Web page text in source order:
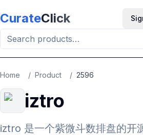
CurateClick
Home / Product / 2596
iztro
iztro 是一个紫微斗数排盘的开